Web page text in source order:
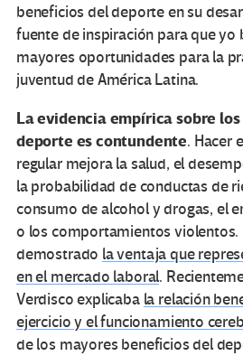
beneficios del deporte en su
fuente de inspiración para que yo
mayores oportunidades para la
juventud de América Latina.
La evidencia empírica sobre
deporte es contundente. Hacer
regular mejora la salud, el
la probabilidad de conductas de
consumo de alcohol y drogas, el
o los comportamientos violentos.
demostrado la ventaja que
en el mercado laboral.
Verdisco explicaba la relación
ejercicio y el funcionamiento
de los mayores beneficios del